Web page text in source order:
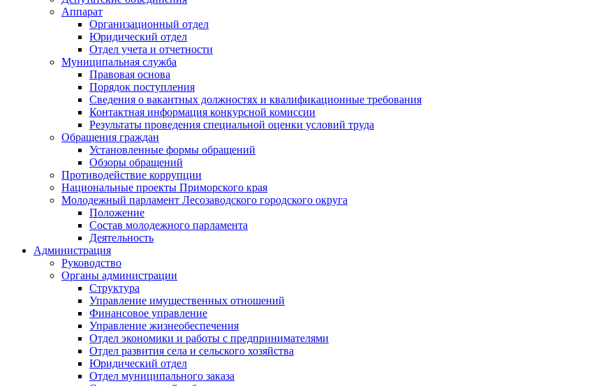
Аппарат
Организационный отдел
Юридический отдел
Отдел учета и отчетности
Муниципальная служба
Правовая основа
Порядок поступления
Сведения о вакантных должностях и квалификационные требования
Контактная информация конкурсной комиссии
Результаты проведения специальной оценки условий труда
Обращения граждан
Установленные формы обращений
Обзоры обращений
Противодействие коррупции
Национальные проекты Приморского края
Молодежный парламент Лесозаводского городского округа
Положение
Состав молодежного парламента
Деятельность
Администрация
Руководство
Органы администрации
Структура
Управление имущественных отношений
Финансовое управление
Управление жизнеобеспечения
Отдел экономики и работы с предпринимателями
Отдел развития села и сельского хозяйства
Юридический отдел
Отдел муниципального заказа